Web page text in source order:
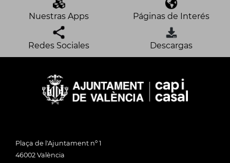
Nuestras Apps Páginas de Interés
Redes Sociales Descargas
Plaça de l'Ajuntament nº 1
46002 València